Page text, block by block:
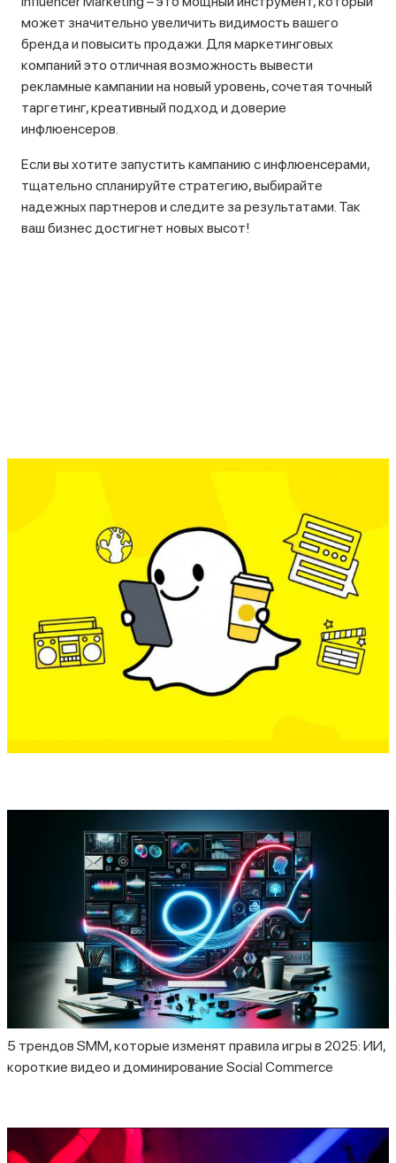
может значительно увеличить видимость вашего
бренда и повысить продажи. Для маркетинговых
компаний это отличная возможность вывести
рекламные кампании на новый уровень, сочетая точный
таргетинг, креативный подход и доверие
инфлюенсеров.
Если вы хотите запустить кампанию с инфлюенсерами,
тщательно спланируйте стратегию, выбирайте
надежных партнеров и следите за результатами. Так
ваш бизнес достигнет новых высот!
5 трендов SMM, которые изменят правила игры в 2025: ИИ,
короткие видео и доминирование Social Commerce